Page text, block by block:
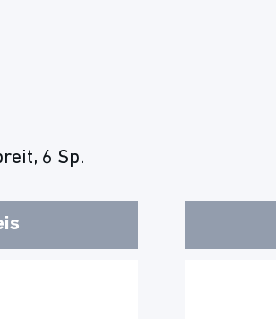
6 Sp.